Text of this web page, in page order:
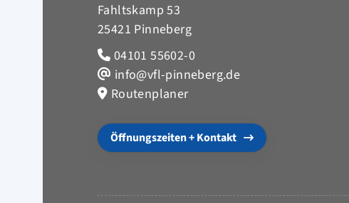
Fahltskamp 53
25421 Pinneberg
04101 55602-0
info@vfl-pinneberg.de
Routenplaner
Öffnungszeiten + Kontakt